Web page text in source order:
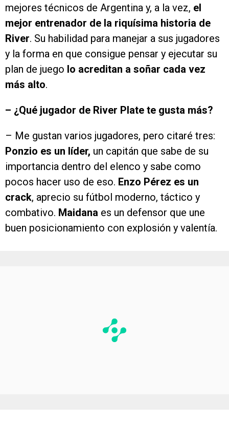
mejores técnicos de Argentina y, a la vez, el
mejor entrenador de la riquísima historia de
River. Su habilidad para manejar a sus jugadores
y la forma en que consigue pensar y ejecutar su
plan de juego lo acreditan a soñar cada vez
más alto.
– ¿Qué jugador de River Plate te gusta más?
– Me gustan varios jugadores, pero citaré tres:
Ponzio es un líder, un capitán que sabe de su
importancia dentro del elenco y sabe como
pocos hacer uso de eso. Enzo Pérez es un
crack, aprecio su fútbol moderno, táctico y
combativo. Maidana es un defensor que une
buen posicionamiento con explosión y valentía.